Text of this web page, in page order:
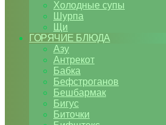
Холодные супы
Шурпа
Щи
ГОРЯЧИЕ БЛЮДА
Азу
Антрекот
Бабка
Бефстроганов
Бешбармак
Бигус
Биточки